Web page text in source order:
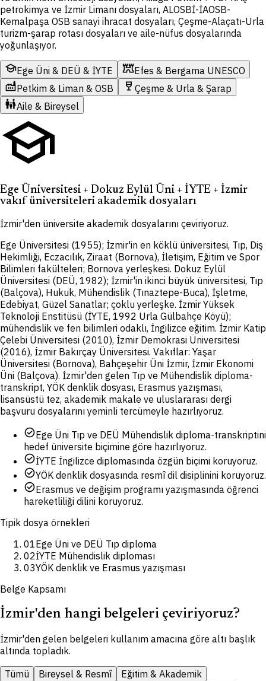
petrokimya ve İzmir Limanı dosyaları, ALOSBİ-İAOSB-
Kemalpaşa OSB sanayi ihracat dosyaları, Çeşme-Alaçatı-Urla
turizm-şarap rotası dosyaları ve aile-nüfus dosyalarında
yoğunlaşıyor.
schoolEge Üni & DEÜ & İYTE fortEfes & Bergama UNESCO
factoryPetkim & Liman & OSB wine_bar Çeşme & Urla & Şarap
family_restroomAile & Bireysel
school
Ege Üniversitesi + Dokuz Eylül Üni + İYTE + İzmir
vakıf üniversiteleri akademik dosyaları
İzmir'den üniversite akademik dosyalarını çeviriyoruz.
Ege Üniversitesi (1955); İzmir'in en köklü üniversitesi, Tıp, Diş
Hekimliği, Eczacılık, Ziraat (Bornova), İletişim, Eğitim ve Spor
Bilimleri fakülteleri; Bornova yerleşkesi. Dokuz Eylül
Üniversitesi (DEÜ, 1982); İzmir'in ikinci büyük üniversitesi, Tıp
(Balçova), Hukuk, Mühendislik (Tınaztepe-Buca), İşletme,
Edebiyat, Güzel Sanatlar; çoklu yerleşke. İzmir Yüksek
Teknoloji Enstitüsü (İYTE, 1992 Urla Gülbahçe Köyü);
mühendislik ve fen bilimleri odaklı, İngilizce eğitim. İzmir Katip
Çelebi Üniversitesi (2010), İzmir Demokrasi Üniversitesi
(2016), İzmir Bakırçay Üniversitesi. Vakıflar: Yaşar
Üniversitesi (Bornova), Bahçeşehir Üni İzmir, İzmir Ekonomi
Üni (Balçova). İzmir'den gelen Tıp ve Mühendislik diploma-
transkript, YÖK denklik dosyası, Erasmus yazışması,
lisansüstü tez, akademik makale ve uluslararası dergi
başvuru dosyalarını yeminli tercümeyle hazırlıyoruz.
check_circleEge Üni Tıp ve DEÜ Mühendislik diploma-transkriptini
hedef üniversite biçimine göre hazırlıyoruz.
check_circleİYTE İngilizce diplomasında özgün biçimi koruyoruz.
check_circleYÖK denklik dosyasında resmî dil disiplinini koruyoruz.
check_circleErasmus ve değişim programı yazışmasında öğrenci
hareketliliği dilini koruyoruz.
Tipik dosya örnekleri
01Ege Üni ve DEÜ Tıp diploma
02İYTE Mühendislik diploması
03YÖK denklik ve Erasmus yazışması
Belge Kapsamı
İzmir'den hangi belgeleri çeviriyoruz?
İzmir'den gelen belgeleri kullanım amacına göre altı başlık
altında topladık.
Tümü
Bireysel & Resmî
Eğitim & Akademik